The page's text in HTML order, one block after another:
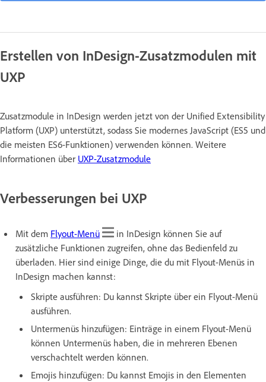
Erstellen von InDesign-Zusatzmodulen mit
UXP
Zusatzmodule in InDesign werden jetzt von der Unified Extensibility
Platform (UXP) unterstützt, sodass Sie modernes JavaScript (ES5 und
die meisten ES6-Funktionen) verwenden können. Weitere
Informationen über UXP-Zusatzmodule
Verbesserungen bei UXP
Mit dem Flyout-Menü
in InDesign können Sie auf
zusätzliche Funktionen zugreifen, ohne das Bedienfeld zu
überladen. Hier sind einige Dinge, die du mit Flyout-Menüs in
InDesign machen kannst:
Skripte ausführen: Du kannst Skripte über ein Flyout-Menü
ausführen.
Untermenüs hinzufügen: Einträge in einem Flyout-Menü
können Untermenüs haben, die in mehreren Ebenen
verschachtelt werden können.
Emojis hinzufügen: Du kannst Emojis in den Elementen